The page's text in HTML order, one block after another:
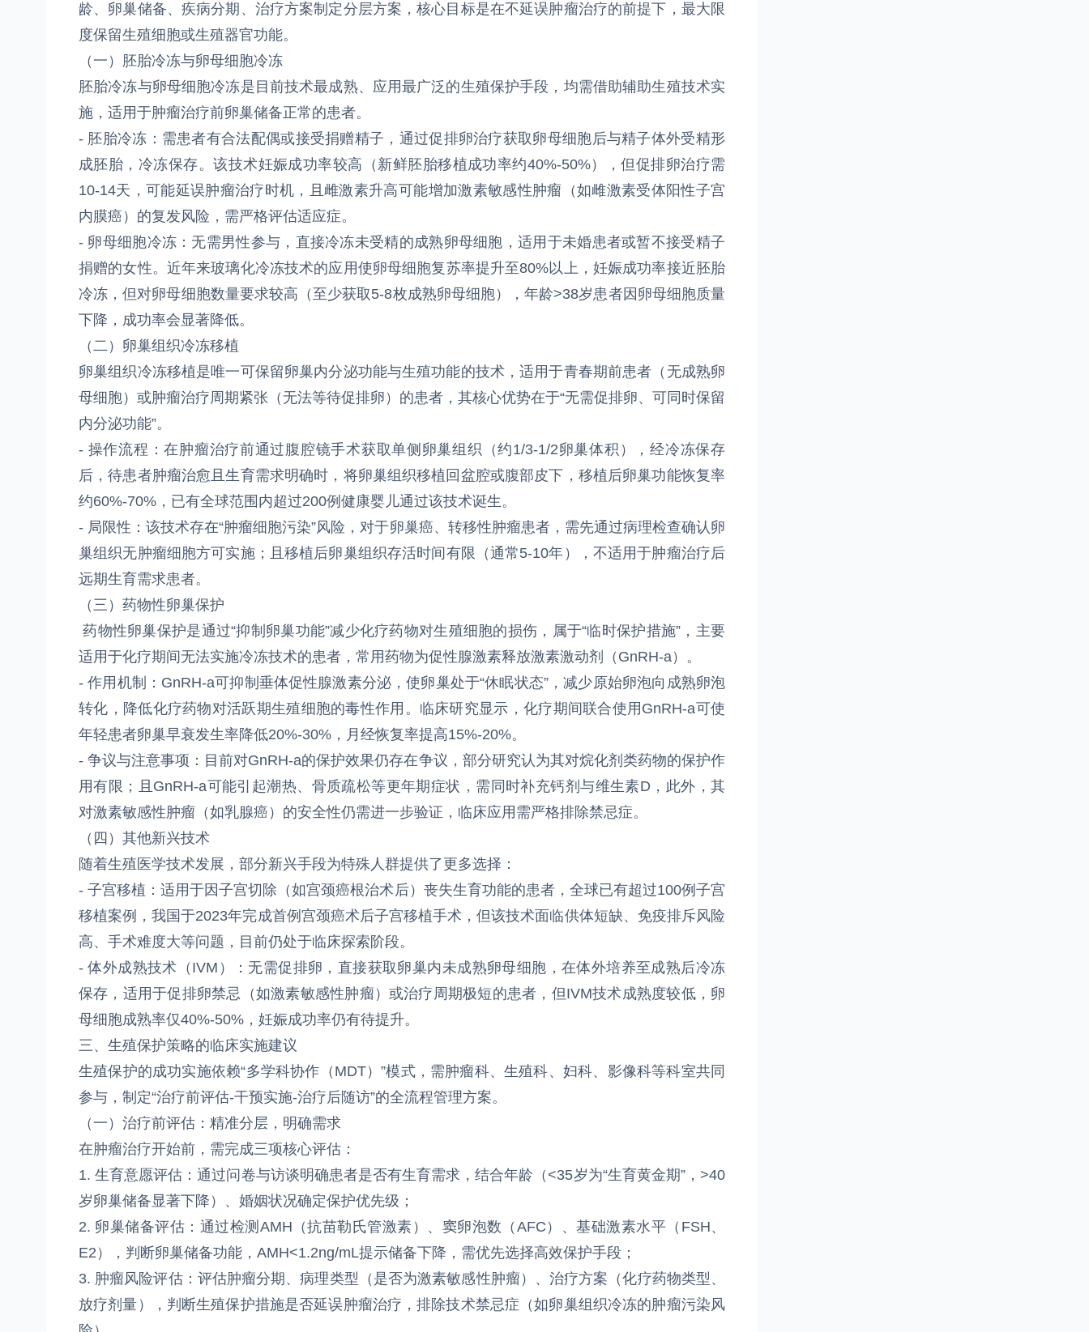
龄、卵巢储备、疾病分期、治疗方案制定分层方案，核心目标是在不延误肿瘤治疗的前提下，最大限
度保留生殖细胞或生殖器官功能。
（一）胚胎冷冻与卵母细胞冷冻
胚胎冷冻与卵母细胞冷冻是目前技术最成熟、应用最广泛的生殖保护手段，均需借助辅助生殖技术实
施，适用于肿瘤治疗前卵巢储备正常的患者。
- 胚胎冷冻：需患者有合法配偶或接受捐赠精子，通过促排卵治疗获取卵母细胞后与精子体外受精形
成胚胎，冷冻保存。该技术妊娠成功率较高（新鲜胚胎移植成功率约40%-50%），但促排卵治疗需
10-14天，可能延误肿瘤治疗时机，且雌激素升高可能增加激素敏感性肿瘤（如雌激素受体阳性子宫
内膜癌）的复发风险，需严格评估适应症。
- 卵母细胞冷冻：无需男性参与，直接冷冻未受精的成熟卵母细胞，适用于未婚患者或暂不接受精子
捐赠的女性。近年来玻璃化冷冻技术的应用使卵母细胞复苏率提升至80%以上，妊娠成功率接近胚胎
冷冻，但对卵母细胞数量要求较高（至少获取5-8枚成熟卵母细胞），年龄>38岁患者因卵母细胞质量
下降，成功率会显著降低。
（二）卵巢组织冷冻移植
卵巢组织冷冻移植是唯一可保留卵巢内分泌功能与生殖功能的技术，适用于青春期前患者（无成熟卵
母细胞）或肿瘤治疗周期紧张（无法等待促排卵）的患者，其核心优势在于“无需促排卵、可同时保留
内分泌功能”。
- 操作流程：在肿瘤治疗前通过腹腔镜手术获取单侧卵巢组织（约1/3-1/2卵巢体积），经冷冻保存
后，待患者肿瘤治愈且生育需求明确时，将卵巢组织移植回盆腔或腹部皮下，移植后卵巢功能恢复率
约60%-70%，已有全球范围内超过200例健康婴儿通过该技术诞生。
- 局限性：该技术存在“肿瘤细胞污染”风险，对于卵巢癌、转移性肿瘤患者，需先通过病理检查确认卵
巢组织无肿瘤细胞方可实施；且移植后卵巢组织存活时间有限（通常5-10年），不适用于肿瘤治疗后
远期生育需求患者。
（三）药物性卵巢保护
药物性卵巢保护是通过“抑制卵巢功能”减少化疗药物对生殖细胞的损伤，属于“临时保护措施”，主要
适用于化疗期间无法实施冷冻技术的患者，常用药物为促性腺激素释放激素激动剂（GnRH-a）。
- 作用机制：GnRH-a可抑制垂体促性腺激素分泌，使卵巢处于“休眠状态”，减少原始卵泡向成熟卵泡
转化，降低化疗药物对活跃期生殖细胞的毒性作用。临床研究显示，化疗期间联合使用GnRH-a可使
年轻患者卵巢早衰发生率降低20%-30%，月经恢复率提高15%-20%。
- 争议与注意事项：目前对GnRH-a的保护效果仍存在争议，部分研究认为其对烷化剂类药物的保护作
用有限；且GnRH-a可能引起潮热、骨质疏松等更年期症状，需同时补充钙剂与维生素D，此外，其
对激素敏感性肿瘤（如乳腺癌）的安全性仍需进一步验证，临床应用需严格排除禁忌症。
（四）其他新兴技术
随着生殖医学技术发展，部分新兴手段为特殊人群提供了更多选择：
- 子宫移植：适用于因子宫切除（如宫颈癌根治术后）丧失生育功能的患者，全球已有超过100例子宫
移植案例，我国于2023年完成首例宫颈癌术后子宫移植手术，但该技术面临供体短缺、免疫排斥风险
高、手术难度大等问题，目前仍处于临床探索阶段。
- 体外成熟技术（IVM）：无需促排卵，直接获取卵巢内未成熟卵母细胞，在体外培养至成熟后冷冻
保存，适用于促排卵禁忌（如激素敏感性肿瘤）或治疗周期极短的患者，但IVM技术成熟度较低，卵
母细胞成熟率仅40%-50%，妊娠成功率仍有待提升。
三、生殖保护策略的临床实施建议
生殖保护的成功实施依赖“多学科协作（MDT）”模式，需肿瘤科、生殖科、妇科、影像科等科室共同
参与，制定“治疗前评估-干预实施-治疗后随访”的全流程管理方案。
（一）治疗前评估：精准分层，明确需求
在肿瘤治疗开始前，需完成三项核心评估：
1. 生育意愿评估：通过问卷与访谈明确患者是否有生育需求，结合年龄（<35岁为“生育黄金期”，>40
岁卵巢储备显著下降）、婚姻状况确定保护优先级；
2. 卵巢储备评估：通过检测AMH（抗苗勒氏管激素）、窦卵泡数（AFC）、基础激素水平（FSH、
E2），判断卵巢储备功能，AMH<1.2ng/mL提示储备下降，需优先选择高效保护手段；
3. 肿瘤风险评估：评估肿瘤分期、病理类型（是否为激素敏感性肿瘤）、治疗方案（化疗药物类型、
放疗剂量），判断生殖保护措施是否延误肿瘤治疗，排除技术禁忌症（如卵巢组织冷冻的肿瘤污染风